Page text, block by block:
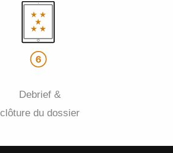
Debrief &
clôture du dossier